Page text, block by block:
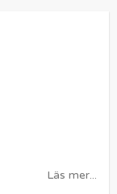
Läs mer...